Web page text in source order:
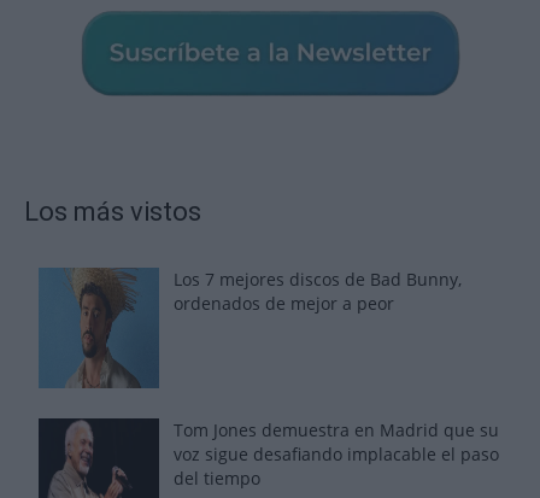
Los más vistos
Los 7 mejores discos de Bad Bunny,
ordenados de mejor a peor
Tom Jones demuestra en Madrid que su
voz sigue desafiando implacable el paso
del tiempo